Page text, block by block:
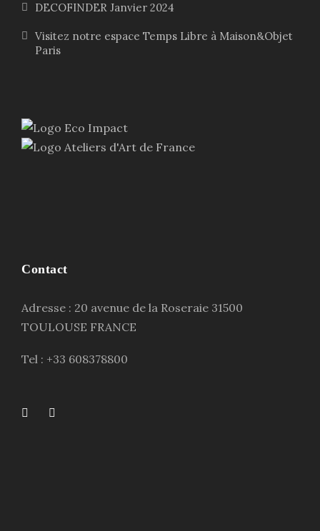
DECOFINDER Janvier 2024
Visitez notre espace Temps Libre à Maison&Objet
Paris
Contact
Adresse : 20 avenue de la Roseraie 31500
TOULOUSE FRANCE
Tel : +33 608378800